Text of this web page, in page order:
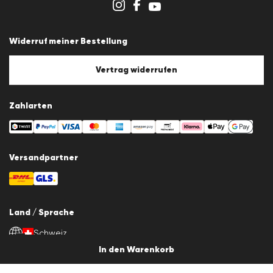
In den Warenkorb
Impressum
Cookie-Policy
Cookie-Einstellungen
Widerruf meiner Bestellung
Vertrag widerrufen
Zahlarten
Versandpartner
Land / Sprache
Schweiz